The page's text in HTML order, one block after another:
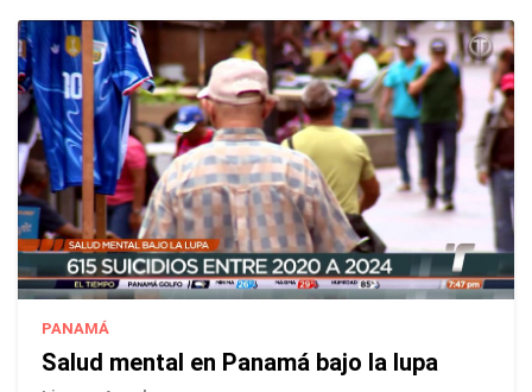
PANAMÁ
Salud mental en Panamá bajo la lupa